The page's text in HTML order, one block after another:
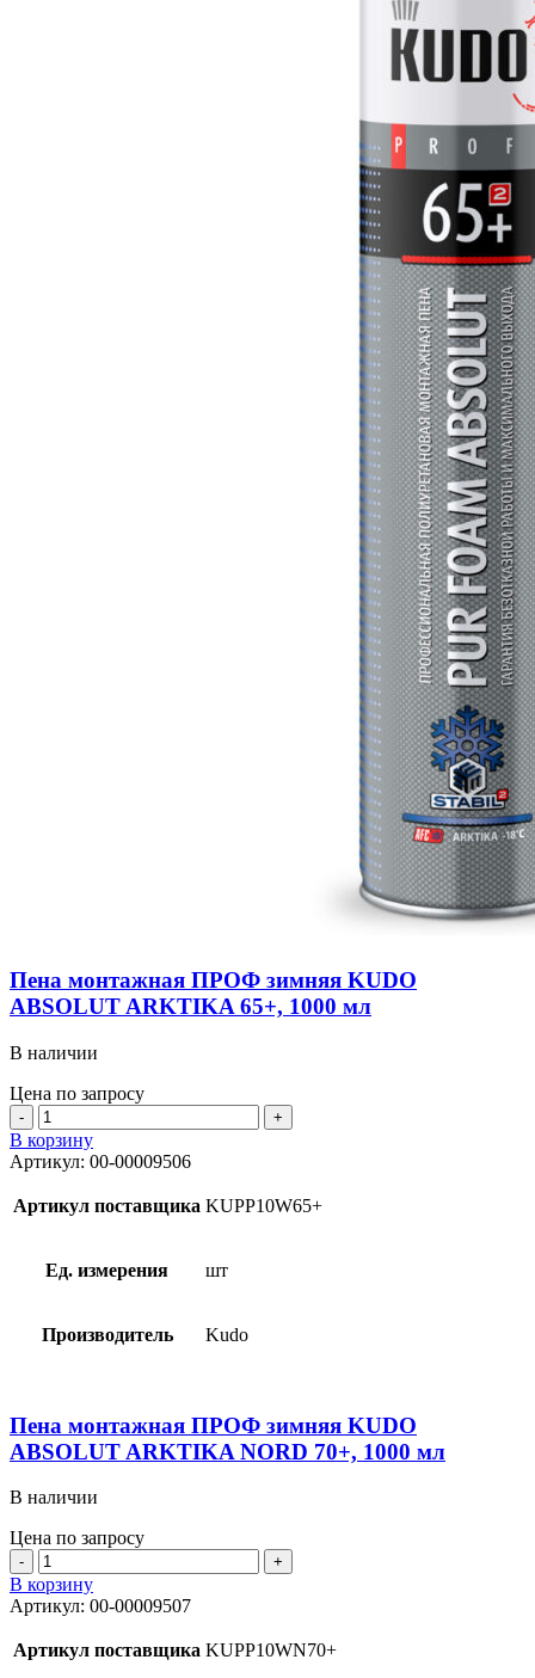
Пена монтажная ПРОФ зимняя KUDO
ABSOLUT ARKTIKA 65+, 1000 мл
В наличии
Цена по запросу
Количество
товара
Пена
монтажная
ПРОФ
зимняя
ABSOLUT
ARKTIKA
1000
мл
В корзину
Артикул: 00-00009506
Артикул поставщика KUPP10W65+
Ед. измерения шт
Производитель Kudo
Пена монтажная ПРОФ зимняя KUDO
ABSOLUT ARKTIKA NORD 70+, 1000 мл
В наличии
Цена по запросу
Количество
товара
Пена
монтажная
ПРОФ
зимняя
В корзину
Артикул: 00-00009507
Артикул поставщика KUPP10WN70+